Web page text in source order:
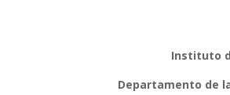
Instituto
Departamento de